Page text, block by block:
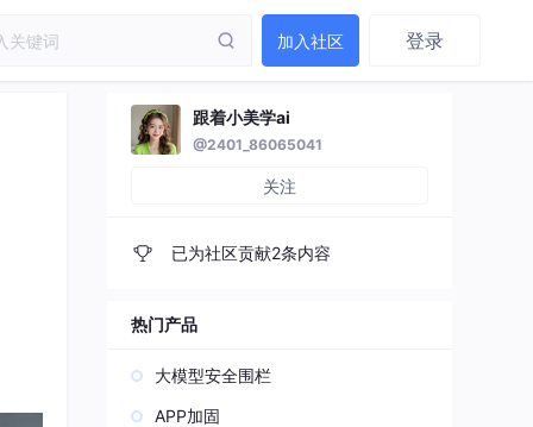
加入社区 登录
跟着小美学ai
@2401_86065041
关注
已为社区贡献2条内容
热门产品
大模型安全围栏
APP加固